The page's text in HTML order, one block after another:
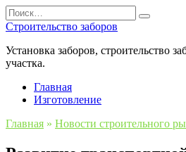
Перейти
к
содержанию
Search
for:
Строительство заборов
Установка заборов, строительство
участка.
Главная
Изготовление
Главная » Новости строительного